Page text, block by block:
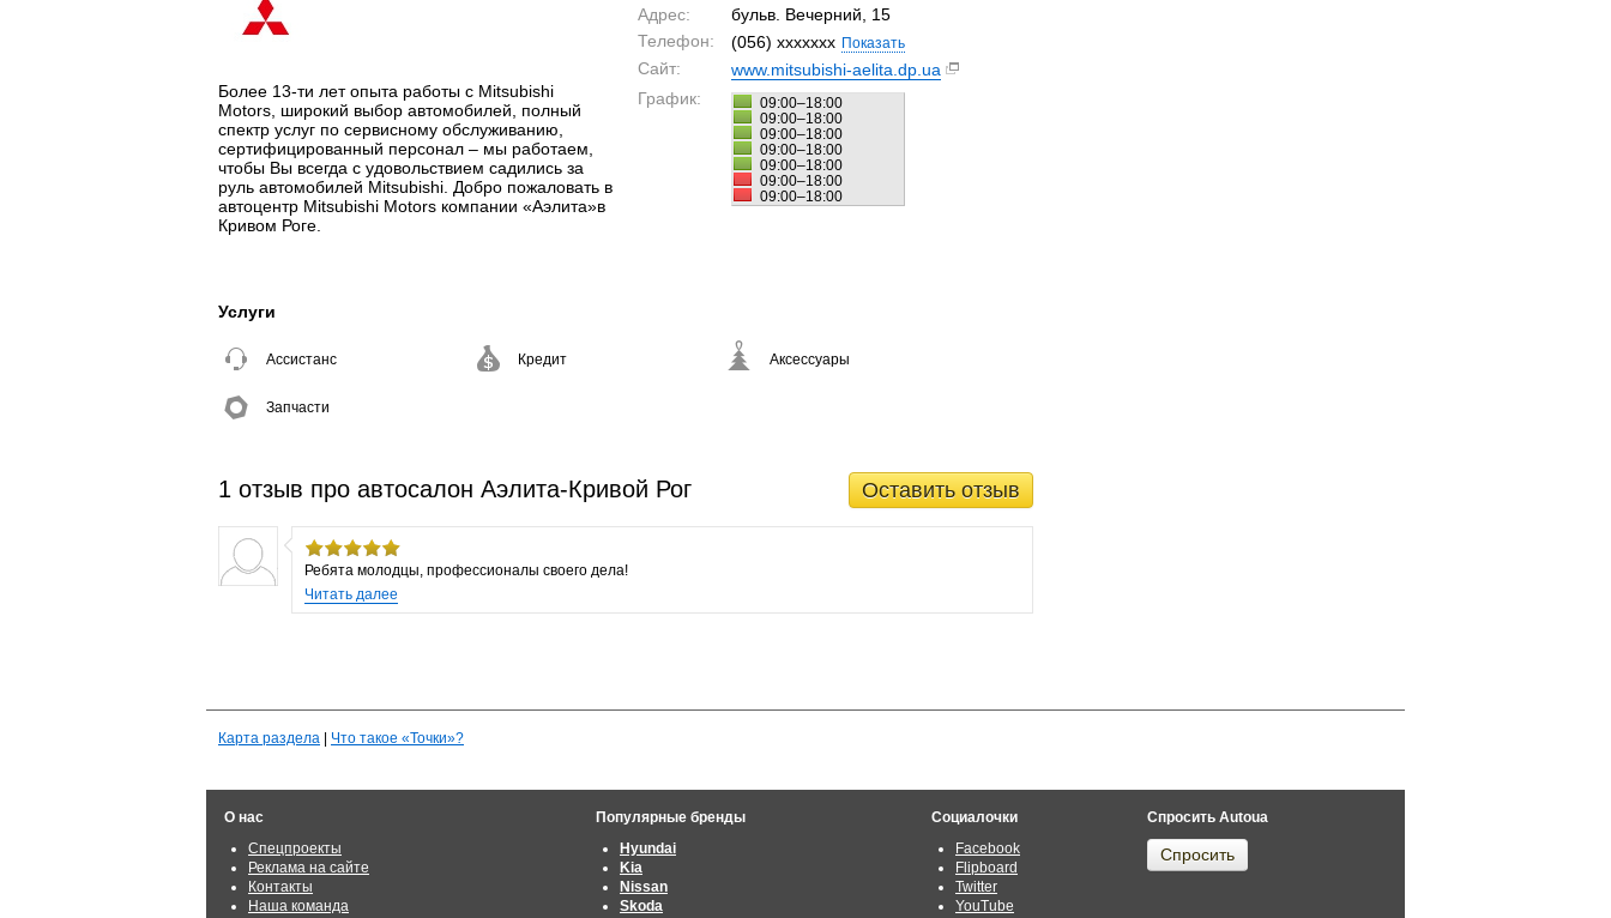
Адрес:
бульв. Вечерний, 15
Телефон:
(056) xxxxxxx Показать
Сайт:
www.mitsubishi-aelita.dp.ua
График:
09:00–18:00
09:00–18:00
09:00–18:00
09:00–18:00
09:00–18:00
09:00–18:00
09:00–18:00
Более 13-ти лет опыта работы с Mitsubishi
Motors, широкий выбор автомобилей, полный
спектр услуг по сервисному обслуживанию,
сертифицированный персонал – мы работаем,
чтобы Вы всегда с удовольствием садились за
руль автомобилей Mitsubishi. Добро пожаловать в
автоцентр Mitsubishi Motors компании «Аэлита»в
Кривом Роге.
Услуги
Ассистанс
Запчасти
Кредит Аксессуары
Оставить отзыв
1 отзыв про автосалон Аэлита-Кривой Рог
Ребята молодцы, профессионалы своего дела!
Читать далее
Карта раздела Что такое «Точки»?
О нас
Спецпроекты
Реклама на сайте
Контакты
Наша команда
Популярные бренды
Hyundai
Kia
Nissan
Skoda
Социалочки
Facebook
Flipboard
Twitter
YouTube
Спросить Autoua
Спросить